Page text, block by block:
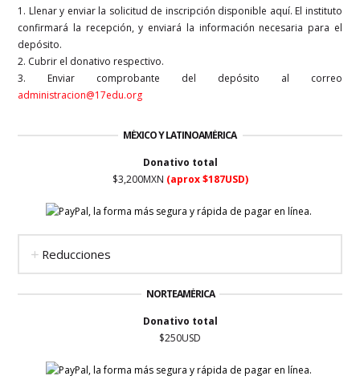
1. Llenar y enviar la solicitud de inscripción disponible aquí. El instituto
confirmará la recepción, y enviará la información necesaria para el
depósito.
2. Cubrir el donativo respectivo.
3. Enviar comprobante del depósito al correo
administracion@17edu.org
MÉXICO Y LATINOAMÉRICA
Donativo total
$3,200MXN (aprox $187USD)
Reducciones
NORTEAMÉRICA
Donativo total
$250USD